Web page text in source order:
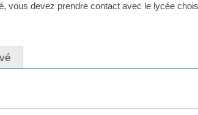
vous devez prendre contact avec le lycée